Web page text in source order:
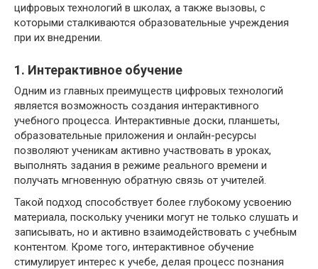
цифровых технологий в школах, а также вызовы, с
которыми сталкиваются образовательные учреждения
при их внедрении.
1. Интерактивное обучение
Одним из главных преимуществ цифровых технологий
является возможность создания интерактивного
учебного процесса. Интерактивные доски, планшеты,
образовательные приложения и онлайн-ресурсы
позволяют ученикам активно участвовать в уроках,
выполнять задания в режиме реального времени и
получать мгновенную обратную связь от учителей.
Такой подход способствует более глубокому усвоению
материала, поскольку ученики могут не только слушать и
записывать, но и активно взаимодействовать с учебным
контентом. Кроме того, интерактивное обучение
стимулирует интерес к учебе, делая процесс познания